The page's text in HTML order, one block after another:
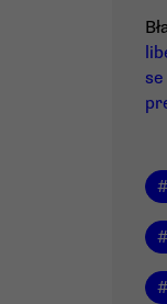
#
#
#